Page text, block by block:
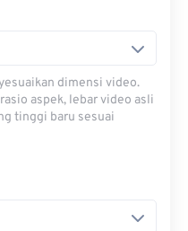
dimensi video.
aspek, lebar video asli
tinggi baru sesuai